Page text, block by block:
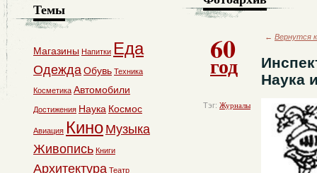
60
год
Тэг: Журналы
← Вернутся
Наука
Темы
Магазины Напитки Еда
ОдеждаОбувь Техника
Косметика Автомобили
Достижения Наука Космос
Авиация Кино Музыка
Живопись Книги
Архитектура Театр